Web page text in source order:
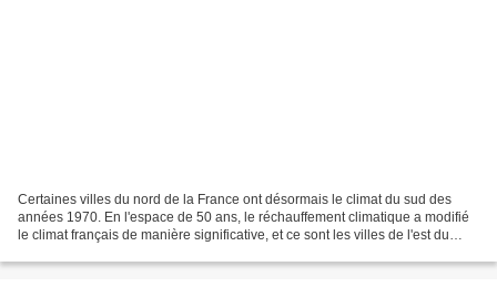
Certaines villes du nord de la France ont désormais le climat du sud des
années 1970. En l'espace de 50 ans, le réchauffement climatique a modifié
le climat français de manière significative, et ce sont les villes de l'est du